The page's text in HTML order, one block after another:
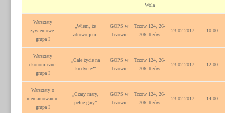
Wola
Warsztaty
żywieniowe-
grupa I
„Wiem, że
zdrowo jem”
GOPS w
Tczowie
Tczów 124, 26-
706 Tczów
23.02.2017 10:00
Warsztaty
ekonomiczne-
grupa I
„Całe życie na
kredycie?”
GOPS w
Tczowie
Tczów 124, 26-
706 Tczów
23.02.2017 12:00
Warsztaty o
niemarnowaniu-
grupa I
„Czary mary,
pełne gary”
GOPS w
Tczowie
Tczów 124, 26-
706 Tczów
23.02.2017 14:00